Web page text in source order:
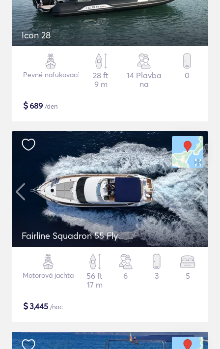
Icon 28
Pevné nafukovací
28 ft
9 m
14 Plavba
na
0
$689 /den
Fairline Squadron 55 Fly
Motorová jachta
56 ft
17 m
6 3 5
$3,445 /noc